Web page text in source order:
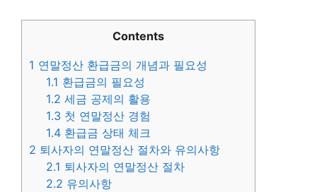
Contents
1 연말정산 환급금의 개념과 필요성
1.1 환급금의 필요성
1.2 세금 공제의 활용
1.3 첫 연말정산 경험
1.4 환급금 상태 체크
2 퇴사자의 연말정산 절차와 유의사항
2.1 퇴사자의 연말정산 절차
2.2 유의사항